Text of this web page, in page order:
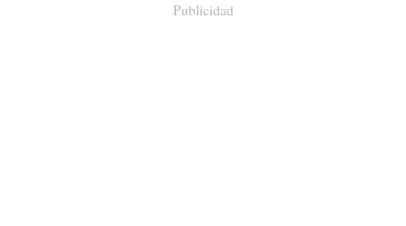
Publicidad